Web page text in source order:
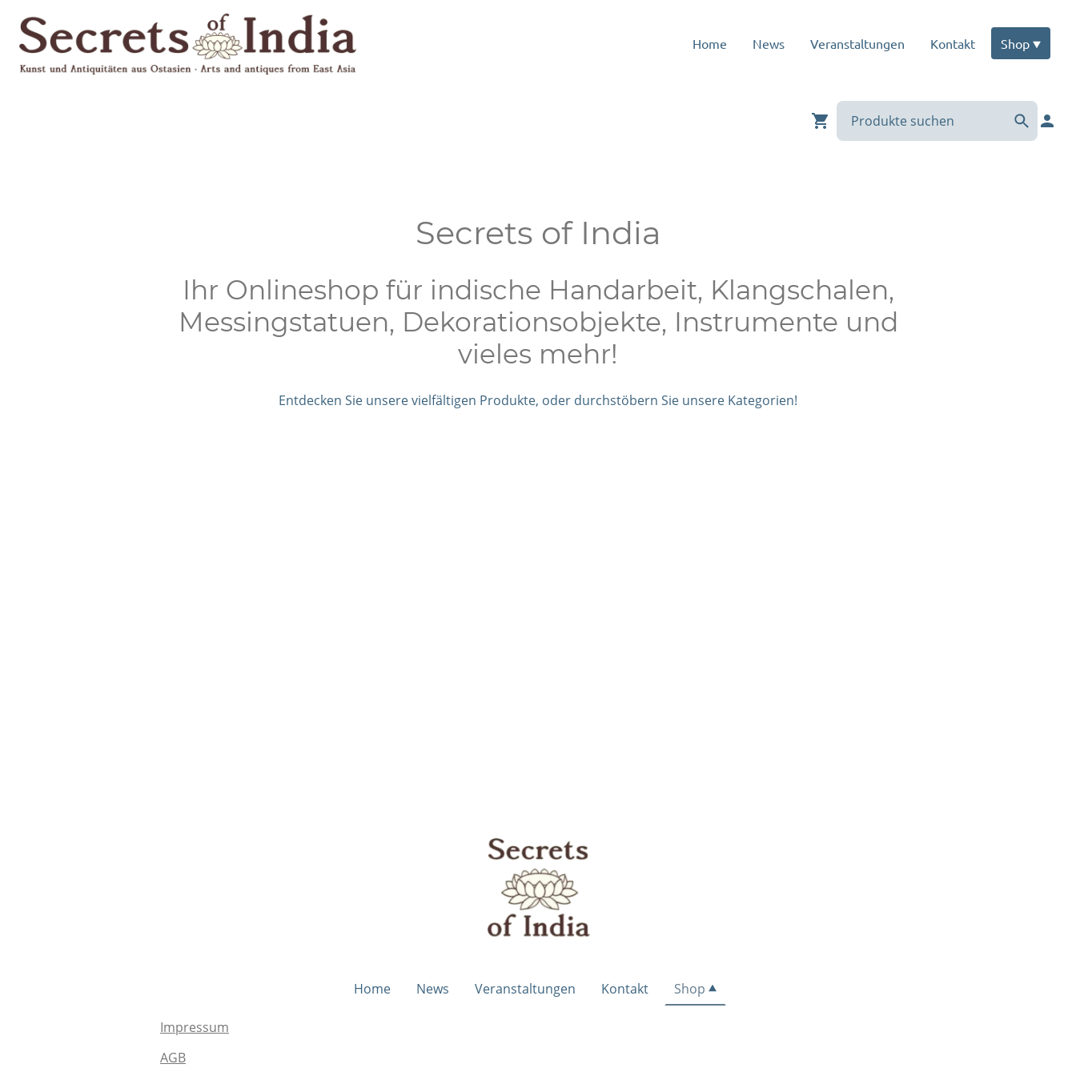
Home News Veranstaltungen Kontakt Shop
Secrets of India
Ihr Onlineshop für indische Handarbeit, Klangschalen,
Messingstatuen, Dekorationsobjekte, Instrumente und
vieles mehr!
Entdecken Sie unsere vielfältigen Produkte, oder durchstöbern Sie unsere Kategorien!
Home News Veranstaltungen Kontakt Shop
Impressum
AGB